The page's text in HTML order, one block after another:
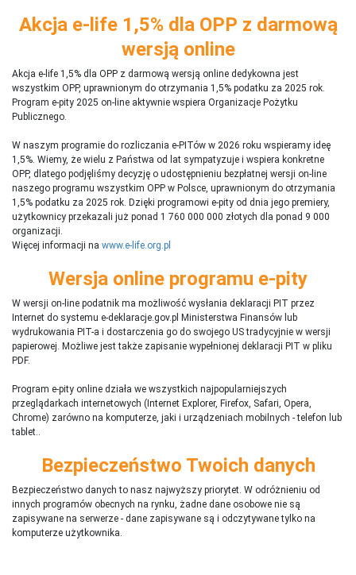
Akcja e-life 1,5% dla OPP z darmową
wersją online
Akcja e-life 1,5% dla OPP z darmową wersją online dedykowna jest
wszystkim OPP, uprawnionym do otrzymania 1,5% podatku za 2025 rok.
Program e-pity 2025 on-line aktywnie wspiera Organizacje Pożytku
Publicznego.
W naszym programie do rozliczania e-PITów w 2026 roku wspieramy ideę
1,5%. Wiemy, że wielu z Państwa od lat sympatyzuje i wspiera konkretne
OPP, dlatego podjęliśmy decyzję o udostępnieniu bezpłatnej wersji on-line
naszego programu wszystkim OPP w Polsce, uprawnionym do otrzymania
1,5% podatku za 2025 rok. Dzięki programowi e-pity od dnia jego premiery,
użytkownicy przekazali już ponad 1 760 000 000 złotych dla ponad 9 000
organizacji.
Więcej informacji na www.e-life.org.pl
Wersja online programu e-pity
W wersji on-line podatnik ma możliwość wysłania deklaracji PIT przez
Internet do systemu e-deklaracje.gov.pl Ministerstwa Finansów lub
wydrukowania PIT-a i dostarczenia go do swojego US tradycyjnie w wersji
papierowej. Możliwe jest także zapisanie wypełnionej deklaracji PIT w pliku
PDF.
Program e-pity online działa we wszystkich najpopularniejszych
przeglądarkach internetowych (Internet Explorer, Firefox, Safari, Opera,
Chrome) zarówno na komputerze, jaki i urządzeniach mobilnych - telefon lub
tablet..
Bezpieczeństwo Twoich danych
Bezpieczeństwo danych to nasz najwyższy priorytet. W odróżnieniu od
innych programów obecnych na rynku, żadne dane osobowe nie są
zapisywane na serwerze - dane zapisywane są i odczytywane tylko na
komputerze użytkownika.